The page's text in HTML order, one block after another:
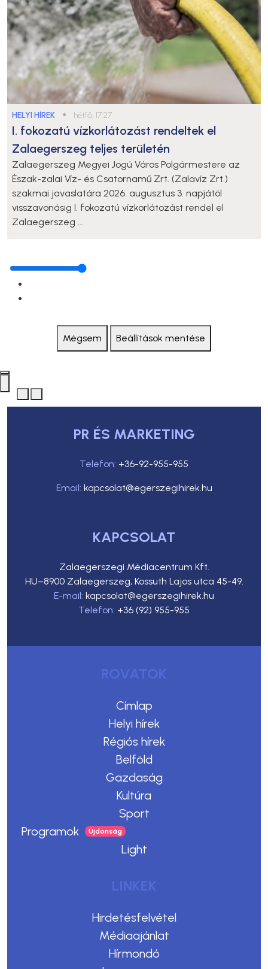
HELYI HÍREK ● hétfő, 17:27
I. fokozatú vízkorlátozást rendeltek el
Zalaegerszeg teljes területén
Zalaegerszeg Megyei Jogú Város Polgármestere az
Észak-zalai Víz- és Csatornamű Zrt. (Zalavíz Zrt.)
szakmai javaslatára 2026. augusztus 3. napjától
visszavonásig I. fokozatú vízkorlátozást rendel el
Zalaegerszeg ...
Mégsem Beállítások mentése
PR ÉS MARKETING
Telefon: +36-92-955-955
Email: kapcsolat@egerszegihirek.hu
KAPCSOLAT
Zalaegerszegi Médiacentrum Kft.
HU–8900 Zalaegerszeg, Kossuth Lajos utca 45-49.
E-mail: kapcsolat@egerszegihirek.hu
Telefon: +36 (92) 955-955
ROVATOK
Címlap
Helyi hírek
Régiós hírek
Belföld
Gazdaság
Kultúra
Sport
Programok
Light
LINKEK
Hirdetésfelvétel
Médiaajánlat
Hírmondó